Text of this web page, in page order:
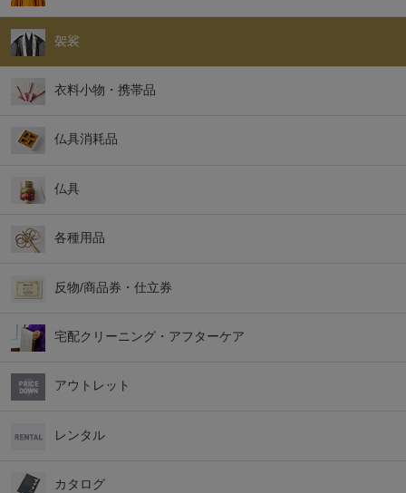
袈裟
衣料小物・携帯品
仏具消耗品
仏具
各種用品
反物/商品券・仕立券
宅配クリーニング・アフターケア
アウトレット
レンタル
カタログ